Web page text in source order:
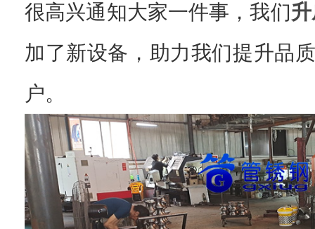
很高兴通知大家一件事，我们
加了新设备，助力我们提升品
户。